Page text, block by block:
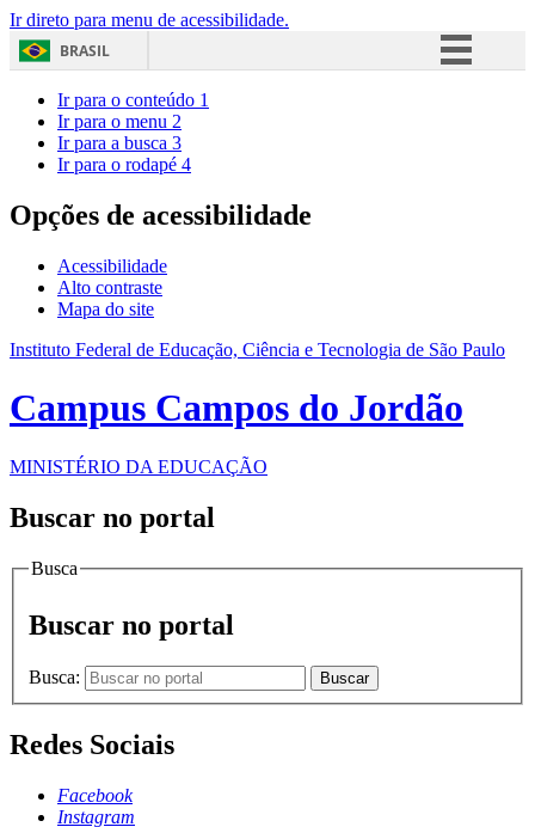
Ir direto para menu de acessibilidade.
BRASIL
Acesso à informação
Ir para o conteúdo 1
Ir para o menu 2
Ir para a busca 3
Ir para o rodapé 4
Opções de acessibilidade
Acessibilidade
Alto contraste
Mapa do site
Instituto Federal de Educação, Ciência e Tecnologia de São Paulo
Campus Campos do Jordão
MINISTÉRIO DA EDUCAÇÃO
Buscar no portal
Busca
Buscar no portal
Busca: Buscar
Redes Sociais
Facebook
Instagram